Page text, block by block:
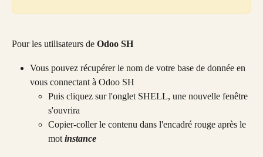
Pour les utilisateurs de Odoo SH
Vous pouvez récupérer le nom de votre base de donnée en
vous connectant à Odoo SH
Puis cliquez sur l'onglet SHELL, une nouvelle fenêtre
s'ouvrira
Copier-coller le contenu dans l'encadré rouge après le
mot instance